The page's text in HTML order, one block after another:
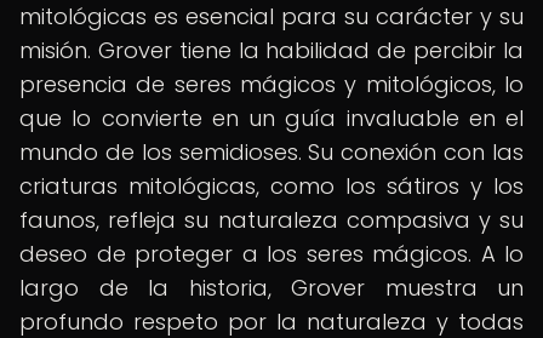
mitológicas es esencial para su carácter y su
misión. Grover tiene la habilidad de percibir la
presencia de seres mágicos y mitológicos, lo
que lo convierte en un guía invaluable en el
mundo de los semidioses. Su conexión con las
criaturas mitológicas, como los sátiros y los
faunos, refleja su naturaleza compasiva y su
deseo de proteger a los seres mágicos. A lo
largo de la historia, Grover muestra un
profundo respeto por la naturaleza y todas